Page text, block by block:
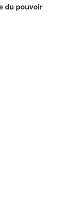
du pouvoir